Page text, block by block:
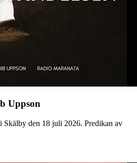
Uppson
Skälby den 18 juli 2026. Predikan av